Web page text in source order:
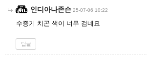
인디아나존슨 25-07-06 10:22
수증기 치곤 색이 너무 검네요
답글